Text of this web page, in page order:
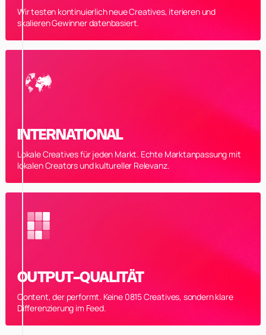
Wir testen kontinuierlich neue Creatives, iterieren und
skalieren Gewinner datenbasiert.
INTERNATIONAL
Lokale Creatives für jeden Markt. Echte Marktanpassung mit
lokalen Creators und kultureller Relevanz.
OUTPUT-QUALITÄT
Content, der performt. Keine 0815 Creatives, sondern klare
Differenzierung im Feed.